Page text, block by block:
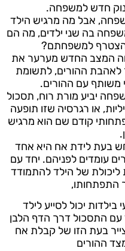
חדש למשפחה.
אבל מה מרגיש הילד
בה שני ילדים, מה הם
למשפחתם?
המצב החדש מערער את
לאהבת ההורים, לתשומת
משותף עם ההורים.
יביע מורת רוח, תסכול
או רגרסיה שזו תופעה
קודם שם הוא מרגיש
בעת לידת אח היא אחד
עומדים לפניהם. יחד עם
של הילד להתמודד
התפתחותו,
יכול לסייע לילד
עם התסכול דרך הדף הלבן
בעת הזו של קבלת אח
ההורים